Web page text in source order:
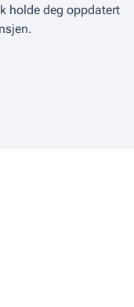
holde deg oppdatert